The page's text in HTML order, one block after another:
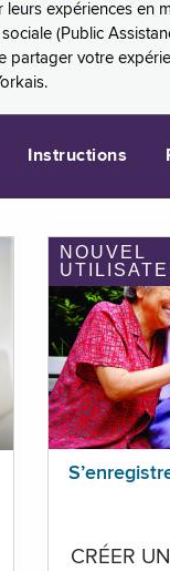
expériences
(Public
partager votre
Instructions
NOUVEL
CRÉER